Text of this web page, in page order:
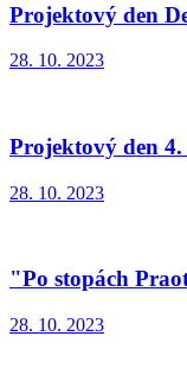
Projektový den
28. 10. 2023
Projektový den
28. 10. 2023
"Po stopách
28. 10. 2023